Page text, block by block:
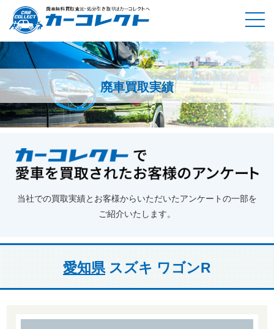
廃車買取実績
ホーム 廃車買取実績 愛知県 スズキ ワゴンR
当社での買取実績とお客様からいただいたアンケートの一部を
ご紹介いたします。
愛知県スズキ ワゴンR